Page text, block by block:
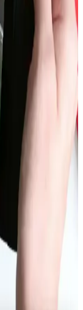
cihaz
Bu sorun,
şişmesi
alınmalıdır.
ve Uygun
yaratıyor.
uygun fiyatlı
M5 Batarya
ekran
web tarama
sistemi ve
tamir edilebilirlik